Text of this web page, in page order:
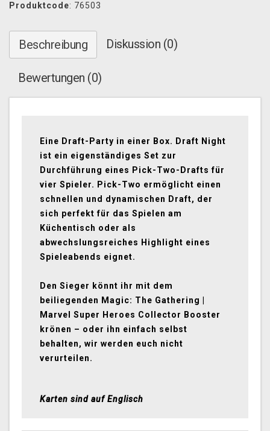
Produktcode: 76503
Beschreibung Diskussion (0)
Bewertungen (0)
Eine Draft-Party in einer Box. Draft Night
ist ein eigenständiges Set zur
Durchführung eines Pick-Two-Drafts für
vier Spieler. Pick-Two ermöglicht einen
schnellen und dynamischen Draft, der
sich perfekt für das Spielen am
Küchentisch oder als
abwechslungsreiches Highlight eines
Spieleabends eignet.
Den Sieger könnt ihr mit dem
beiliegenden Magic: The Gathering |
Marvel Super Heroes Collector Booster
krönen – oder ihn einfach selbst
behalten, wir werden euch nicht
verurteilen.
Karten sind auf Englisch